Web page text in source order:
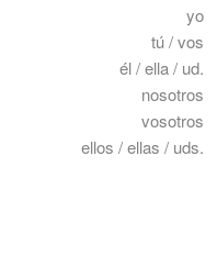
yo
tú / vos
él / ella / ud.
nosotros
vosotros
ellos / ellas / uds.